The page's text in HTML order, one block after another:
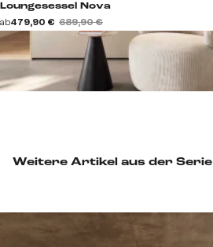
Weitere Artikel aus der Serie
Loungesessel Nova
ab479,90 € 689,90 €